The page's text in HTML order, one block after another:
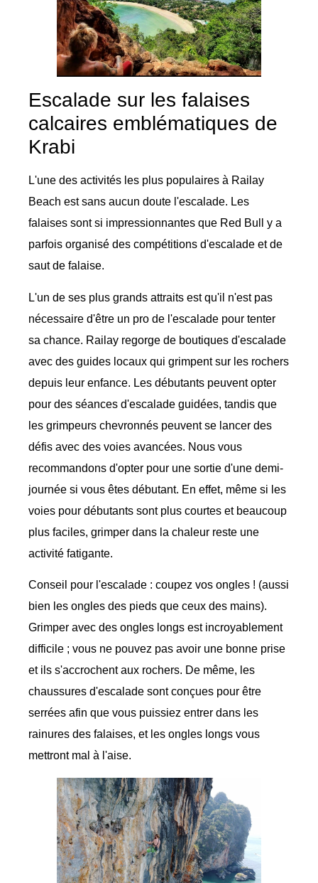
Escalade sur les falaises
calcaires emblématiques de
Krabi
L'une des activités les plus populaires à Railay
Beach est sans aucun doute l'escalade. Les
falaises sont si impressionnantes que Red Bull y a
parfois organisé des compétitions d'escalade et de
saut de falaise.
L'un de ses plus grands attraits est qu'il n'est pas
nécessaire d'être un pro de l'escalade pour tenter
sa chance. Railay regorge de boutiques d'escalade
avec des guides locaux qui grimpent sur les rochers
depuis leur enfance. Les débutants peuvent opter
pour des séances d'escalade guidées, tandis que
les grimpeurs chevronnés peuvent se lancer des
défis avec des voies avancées. Nous vous
recommandons d'opter pour une sortie d'une demi-
journée si vous êtes débutant. En effet, même si les
voies pour débutants sont plus courtes et beaucoup
plus faciles, grimper dans la chaleur reste une
activité fatigante.
Conseil pour l'escalade : coupez vos ongles ! (aussi
bien les ongles des pieds que ceux des mains).
Grimper avec des ongles longs est incroyablement
difficile ; vous ne pouvez pas avoir une bonne prise
et ils s'accrochent aux rochers. De même, les
chaussures d'escalade sont conçues pour être
serrées afin que vous puissiez entrer dans les
rainures des falaises, et les ongles longs vous
mettront mal à l'aise.